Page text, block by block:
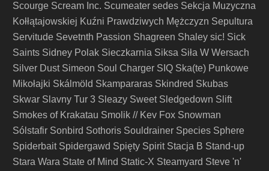
Scourge Scream Inc. Scumeater sedes Sekcja Muzyczna
Kołłątajowskiej Kuźni Prawdziwych Mężczyzn Sepultura
Servitude Sevetnth Passion Shagreen Shaley sic! Sick
Saints Sidney Polak Sieczkarnia Siksa Siła W Wersach
Silver Dust Simeon Soul Charger SIQ Ska(te) Punkowe
Mikołajki Skálmöld Skampararas Skindred Skubas
Skwar Slavny Tur 3 Sleazy Sweet Sledgedown Slift
Smokes of Krakatau Smolik // Kev Fox Snowman
Sólstafir Sonbird Sothoris Souldrainer Species Sphere
Spiderbait Spidergawd Spięty Spirit Stacja B Stand-up
Stara Wara State of Mind Static-X Steamyard Steve 'n'